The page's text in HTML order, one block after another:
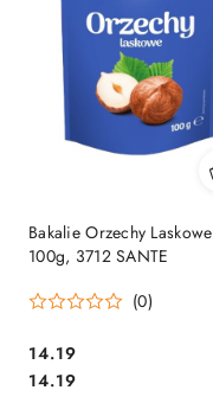
Bakalie Orzechy Laskowe
100g, 3712 SANTE
(0)
Cena:
14.19
Cena:
14.19